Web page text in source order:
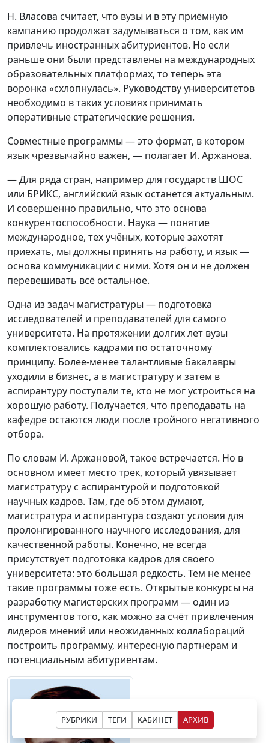
РУБРИКИ ТЕГИ КАБИНЕТ АРХИВ
Н. Власова считает, что вузы и в эту приёмную
кампанию продолжат задумываться о том, как им
привлечь иностранных абитуриентов. Но если
раньше они были представлены на международных
образовательных платформах, то теперь эта
воронка «схлопнулась». Руководству университетов
необходимо в таких условиях принимать
оперативные стратегические решения.
Совместные программы — это формат, в котором
язык чрезвычайно важен, — полагает И. Аржанова.
— Для ряда стран, например для государств ШОС
или БРИКС, английский язык останется актуальным.
И совершенно правильно, что это основа
конкурентоспособности. Наука — понятие
международное, тех учёных, которые захотят
приехать, мы должны принять на работу, и язык —
основа коммуникации с ними. Хотя он и не должен
перевешивать всё остальное.
Одна из задач магистратуры — подготовка
исследователей и преподавателей для самого
университета. На протяжении долгих лет вузы
комплектовались кадрами по остаточному
принципу. Более-менее талантливые бакалавры
уходили в бизнес, а в магистратуру и затем в
аспирантуру поступали те, кто не мог устроиться на
хорошую работу. Получается, что преподавать на
кафедре остаются люди после тройного негативного
отбора.
По словам И. Аржановой, такое встречается. Но в
основном имеет место трек, который увязывает
магистратуру с аспирантурой и подготовкой
научных кадров. Там, где об этом думают,
магистратура и аспирантура создают условия для
пролонгированного научного исследования, для
качественной работы. Конечно, не всегда
присутствует подготовка кадров для своего
университета: это большая редкость. Тем не менее
такие программы тоже есть. Открытые конкурсы на
разработку магистерских программ — один из
инструментов того, как можно за счёт привлечения
лидеров мнений или неожиданных коллабораций
построить программу, интересную партнёрам и
потенциальным абитуриентам.